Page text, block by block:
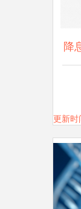
降
科
更新